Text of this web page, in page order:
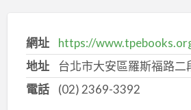
網址
https://
地址
台北市大安區羅斯福路
電話
(02) 2369-3392